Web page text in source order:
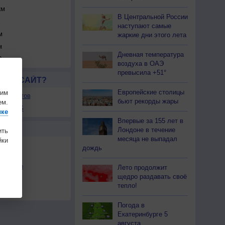
км
САЙТ?
сайтов
в RSS
В Центральной России
наступают самые
жаркие дни этого лета
Дневная температура
воздуха в ОАЭ
превысила +51°
Европейские столицы
бьют рекорды жары
Впервые за 155 лет в
Лондоне в течение
месяца не выпадал
дождь
Лето продолжит
щедро раздавать своё
тепло!
Погода в
Екатеринбурге 5
августа